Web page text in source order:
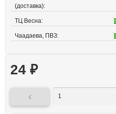
(доставка):
ТЦ Весна:
Чаадаева, ПВЗ:
24 ₽
